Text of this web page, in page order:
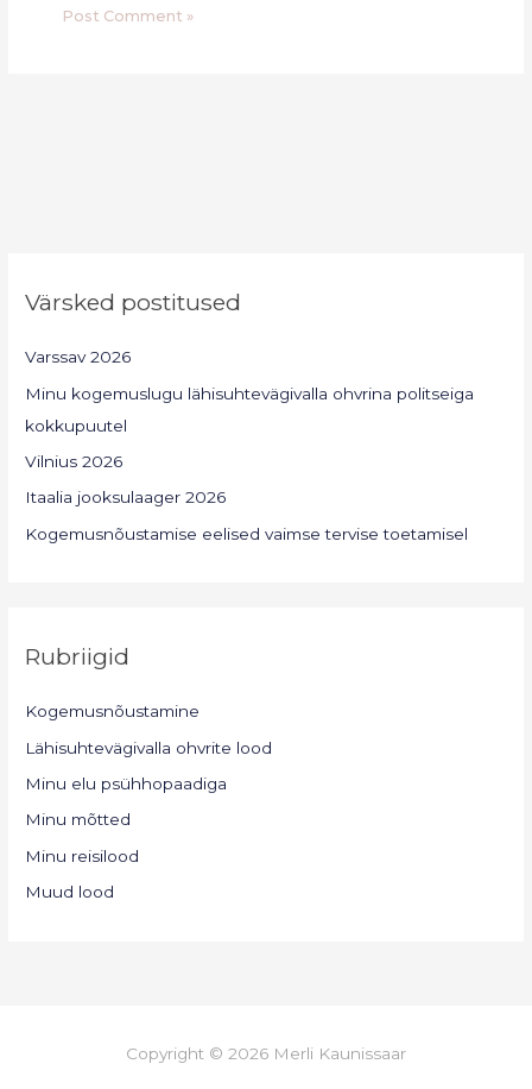
Värsked postitused
Varssav 2026
Minu kogemuslugu lähisuhtevägivalla ohvrina politseiga
kokkupuutel
Vilnius 2026
Itaalia jooksulaager 2026
Kogemusnõustamise eelised vaimse tervise toetamisel
Rubriigid
Kogemusnõustamine
Lähisuhtevägivalla ohvrite lood
Minu elu psühhopaadiga
Minu mõtted
Minu reisilood
Muud lood
Copyright © 2026 Merli Kaunissaar